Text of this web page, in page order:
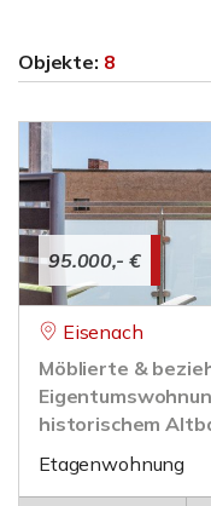
Objekte: 8
95.000,- €
Eisenach
Möblierte &
historischem
Etagenwohnung